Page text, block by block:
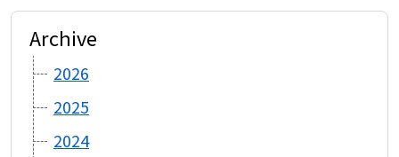
Archive
2026
2025
2024